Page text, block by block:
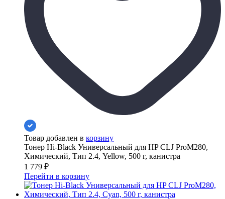
Товар добавлен в корзину
Тонер Hi-Black Универсальный для HP CLJ ProM280,
Химический, Тип 2.4, Yellow, 500 г, канистра
1 779 ₽
Перейти в корзину